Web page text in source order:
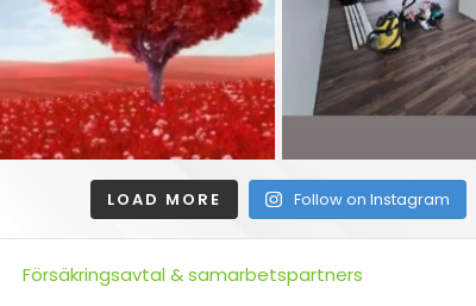
LOAD MORE Follow on Instagram
Försäkringsavtal & samarbetspartners